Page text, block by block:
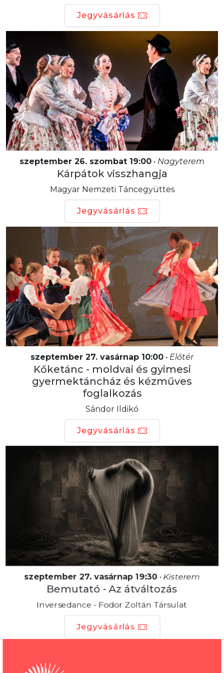
Jegyvásárlás
szeptember 26. szombat 19:00 • Nagyterem
Kárpátok visszhangja
Magyar Nemzeti Táncegyüttes
Jegyvásárlás
szeptember 27. vasárnap 10:00 • Előtér
Kőketánc - moldvai és gyimesi
gyermektáncház és kézműves
foglalkozás
Sándor Ildikó
Jegyvásárlás
szeptember 27. vasárnap 19:30 • Kisterem
Bemutató - Az átváltozás
Inversedance - Fodor Zoltán Társulat
Jegyvásárlás